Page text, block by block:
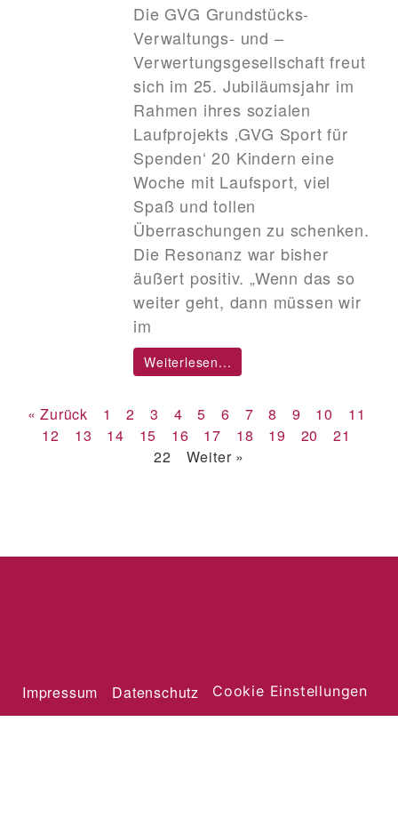
Die GVG Grundstücks-
Verwaltungs- und –
Verwertungsgesellschaft freut
sich im 25. Jubiläumsjahr im
Rahmen ihres sozialen
Laufprojekts ‚GVG Sport für
Spenden‘ 20 Kindern eine
Woche mit Laufsport, viel
Spaß und tollen
Überraschungen zu schenken.
Die Resonanz war bisher
äußert positiv. „Wenn das so
weiter geht, dann müssen wir
im
Weiterlesen...
« Zurück 1 2 3 4 5 6 7 8 9 10
11
12
13 14 15 16 17 18 19 20
21
22
Weiter »
Impressum Datenschutz Cookie Einstellungen